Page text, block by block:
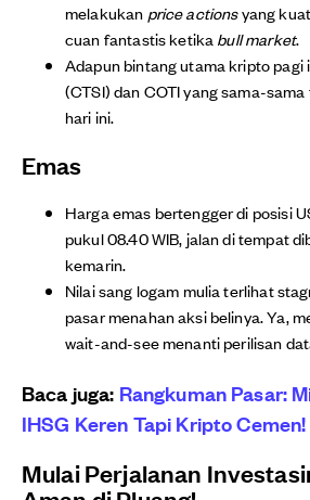
melakukan price actionsyang
cuan fantastis ketika bull market.
Adapun bintang utama kripto pagi
(CTSI) dan COTI yang sama-
hari ini.
Emas
Harga emas bertengger di posisi
pukul 08.40 WIB, jalan di tempat
kemarin.
Nilai sang logam mulia terlihat
pasar menahan aksi belinya. Ya,
wait-and-see menanti perilisan
Baca juga: Rangkuman Pasar:
IHSG Keren Tapi Kripto Cemen!
Mulai Perjalanan